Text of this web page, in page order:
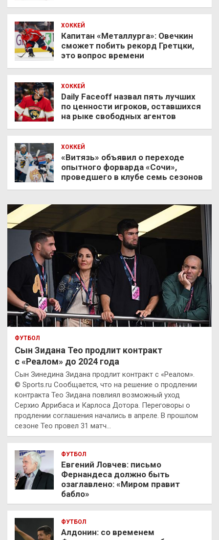
ХОККЕЙ
Капитан «Металлурга»: Овечкин
сможет побить рекорд Гретцки,
это вопрос времени
ХОККЕЙ
Daily Faceoff назвал пять лучших
по ценности игроков, оставшихся
на рыке свободных агентов
ХОККЕЙ
«Витязь» объявил о переходе
опытного форварда «Сочи»,
проведшего в клубе семь сезонов
ФУТБОЛ
Сын Зидана Тео продлит контракт
с «Реалом» до 2024 года
Сын Зинедина Зидана продлит контракт с «Реалом».
© Sports.ru Сообщается, что на решение о продлении
контракта Тео Зидана повлиял возможный уход
Серхио Аррибаса и Карлоса Дотора. Переговоры о
продлении соглашения начались в апреле. В прошлом
сезоне Тео провел 31 матч…
ФУТБОЛ
Евгений Ловчев: письмо
Фернандеса должно быть
озаглавлено: «Миром правит
бабло»
ФУТБОЛ
Алдонин: со временем